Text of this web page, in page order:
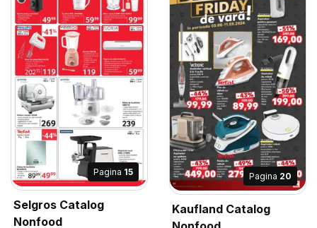
Pagina 15
Selgros Catalog
Nonfood
Pagina 20
Kaufland Catalog